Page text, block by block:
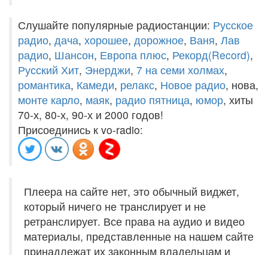
Слушайте популярные радиостанции: Русское
радио, дача, хорошее, дорожное, Ваня, Лав
радио, Шансон, Европа плюс, Рекорд(Record),
Русский Хит, Энерджи, 7 на семи холмах,
романтика, Камеди, релакс, Новое радио, нова,
монте карло, маяк, радио пятница, юмор, хиты
70-х, 80-х, 90-х и 2000 годов!
Присоединись к vo-radio:
Плеера на сайте нет, это обычный виджет,
который ничего не транслирует и не
ретранслирует. Все права на аудио и видео
материалы, представленные на нашем сайте
принадлежат их законным владельцам и